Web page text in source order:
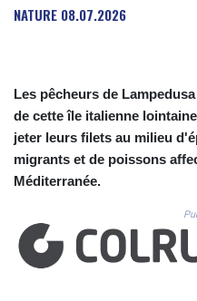
NATURE 08.07.2026
Les pêcheurs de
de cette île italienne
jeter leurs filets au milieu
migrants et de poissons
Méditerranée.